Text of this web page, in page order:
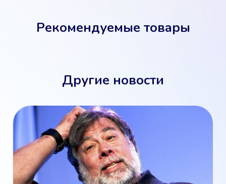
Рекомендуемые товары
Другие новости